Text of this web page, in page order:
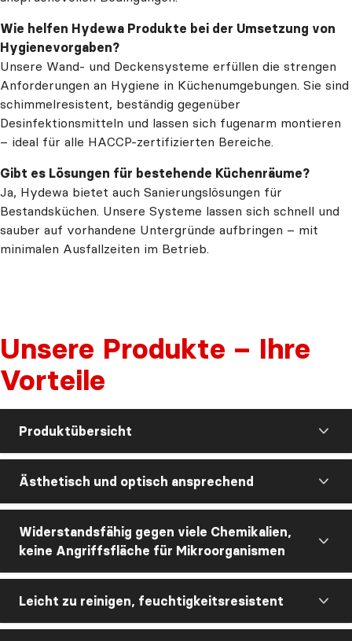
Wie helfen Hydewa Produkte bei der Umsetzung von
Hygienevorgaben?
Unsere Wand- und Deckensysteme erfüllen die strengen
Anforderungen an Hygiene in Küchenumgebungen. Sie sind
schimmelresistent, beständig gegenüber
Desinfektionsmitteln und lassen sich fugenarm montieren
– ideal für alle HACCP-zertifizierten Bereiche.
Gibt es Lösungen für bestehende Küchenräume?
Ja, Hydewa bietet auch Sanierungslösungen für
Bestandsküchen. Unsere Systeme lassen sich schnell und
sauber auf vorhandene Untergründe aufbringen – mit
minimalen Ausfallzeiten im Betrieb.
Unsere Produkte – Ihre
Vorteile
Produktübersicht
Ästhetisch und optisch ansprechend
Widerstandsfähig gegen viele Chemikalien,
keine Angriffsfläche für Mikroorganismen
Leicht zu reinigen, feuchtigkeitsresistent